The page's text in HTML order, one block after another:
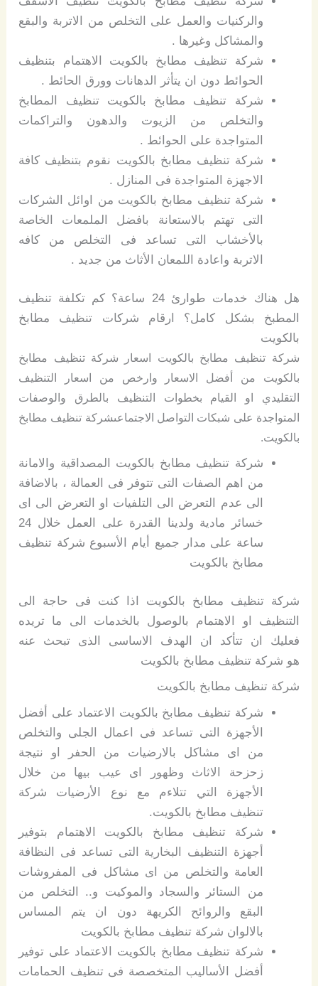
والركنيات والعمل على التخلص من الاتربة والبقع
والمشاكل وغيرها .
شركة تنظيف مطابخ بالكويت الاهتمام بتنظيف
الحوائط دون ان يتأثر الدهانات وورق الحائط .
شركة تنظيف مطابخ بالكويت تنظيف المطابخ
والتخلص من الزيوت والدهون والتراكمات
المتواجدة على الحوائط .
شركة تنظيف مطابخ بالكويت نقوم بتنظيف كافة
الاجهزة المتواجدة فى المنازل .
شركة تنظيف مطابخ بالكويت من اوائل الشركات
التى تهتم بالاستعانة بافضل الملمعات الخاصة
بالأخشاب التى تساعد فى التخلص من كافه
الاتربة واعادة اللمعان الأثاث من جديد .
هل هناك خدمات طوارئ 24 ساعة؟ كم تكلفة تنظيف
المطبخ بشكل كامل؟ ارقام شركات تنظيف مطابخ
بالكويت
شركة تنظيف مطابخ بالكويت اسعار شركة تنظيف مطابخ
بالكويت من أفضل الاسعار وارخص من اسعار التنظيف
التقليدي او القيام بخطوات التنظيف بالطرق والوصفات
المتواجدة على شبكات التواصل الاجتماعىشركة تنظيف مطابخ
بالكويت.
شركة تنظيف مطابخ بالكويت المصداقية والامانة
من اهم الصفات التى تتوفر فى العمالة ، بالاضافة
الى عدم التعرض الى التلفيات او التعرض الى اى
خسائر مادية ولدينا القدرة على العمل خلال 24
ساعة على مدار جميع أيام الأسبوع شركة تنظيف
مطابخ بالكويت
شركة تنظيف مطابخ بالكويت اذا كنت فى حاجة الى
التنظيف او الاهتمام بالوصول بالخدمات الى ما تريده
فعليك ان تتأكد ان الهدف الاساسى الذى تبحث عنه
هو شركة تنظيف مطابخ بالكويت
شركة تنظيف مطابخ بالكويت
شركة تنظيف مطابخ بالكويت الاعتماد على أفضل
الأجهزة التى تساعد فى اعمال الجلى والتخلص
من اى مشاكل بالارضيات من الحفر او نتيجة
زحزحة الاثاث وظهور اى عيب بيها من خلال
الأجهزة التي تتلاءم مع نوع الأرضيات شركة
تنظيف مطابخ بالكويت.
شركة تنظيف مطابخ بالكويت الاهتمام بتوفير
أجهزة التنظيف البخارية التى تساعد فى النظافة
العامة والتخلص من اى مشاكل فى المفروشات
من الستائر والسجاد والموكيت و.. التخلص من
البقع والروائح الكريهة دون ان يتم المساس
بالالوان شركة تنظيف مطابخ بالكويت
شركة تنظيف مطابخ بالكويت الاعتماد على توفير
أفضل الأساليب المتخصصة فى تنظيف الحمامات